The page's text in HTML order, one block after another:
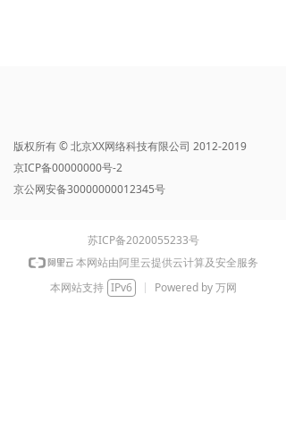
版权所有 © 北京XX网络科技有限公司 2012-2019
京ICP备00000000号-2
京公网安备30000000012345号
苏ICP备2020055233号
本网站由阿里云提供云计算及安全服务
本网站支持 IPv6 Powered by 万网